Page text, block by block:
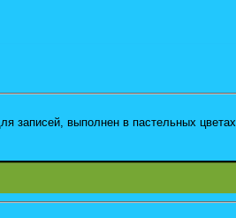
записей, выполнен в пастельных цветах